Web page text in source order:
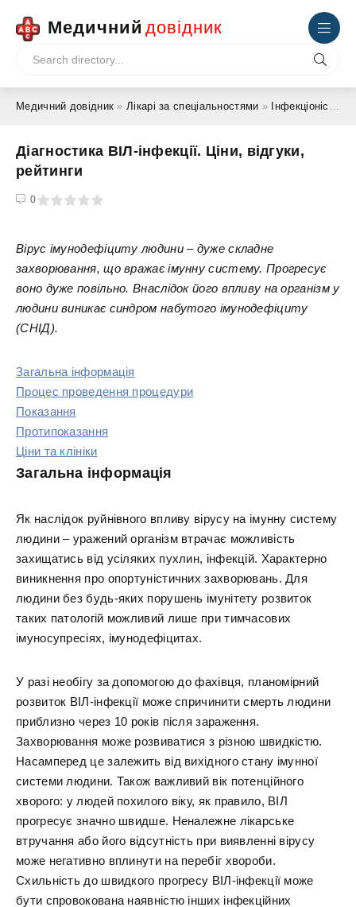
Медичний довідник
Медичний довідник »Лікарі за спеціальностями » Інфекціоніст »
Діагностика ВІЛ-інфекції. Ціни, відгуки,
рейтинги
0
5
Вірус імунодефіциту людини – дуже складне
захворювання, що вражає імунну систему. Прогресує
воно дуже повільно. Внаслідок його впливу на організм у
людини виникає синдром набутого імунодефіциту
(СНІД).
Загальна інформація
Процес проведення процедури
Показання
Протипоказання
Ціни та клініки
Загальна інформація
Як наслідок руйнівного впливу вірусу на імунну систему
людини – уражений організм втрачає можливість
захищатись від усіляких пухлин, інфекцій. Характерно
виникнення про опортуністичних захворювань. Для
людини без будь-яких порушень імунітету розвиток
таких патологій можливий лише при тимчасових
імуносупресіях, імунодефіцитах.
У разі необігу за допомогою до фахівця, планомірний
розвиток ВІЛ-інфекції може спричинити смерть людини
приблизно через 10 років після зараження.
Захворювання може розвиватися з різною швидкістю.
Насамперед це залежить від вихідного стану імунної
системи людини. Також важливий вік потенційного
хворого: у людей похилого віку, як правило, ВІЛ
прогресує значно швидше. Неналежне лікарське
втручання або його відсутність при виявленні вірусу
може негативно вплинути на перебіг хвороби.
Схильність до швидкого прогресу ВІЛ-інфекції може
бути спровокована наявністю інших інфекційних